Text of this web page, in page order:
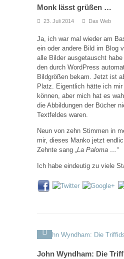
Monk lässt grüßen …
23. Juli 2014 Das Web
Ja, ich war mal wieder am
ein oder andere Bild im Blog
alle Bilder ausgetauscht
den durch WordPress
Bildgrößen bekam. Jetzt ist
Platz. Eigentlich hätte ich mir
können, aber mich hat es
die Abbildungen der Bücher
Textfeldes waren.
Neun von zehn Stimmen in
mir, dieses Manko jetzt
Zehnte sang „La Paloma …“
Ich habe eindeutig zu viele
John Wyndham: Die